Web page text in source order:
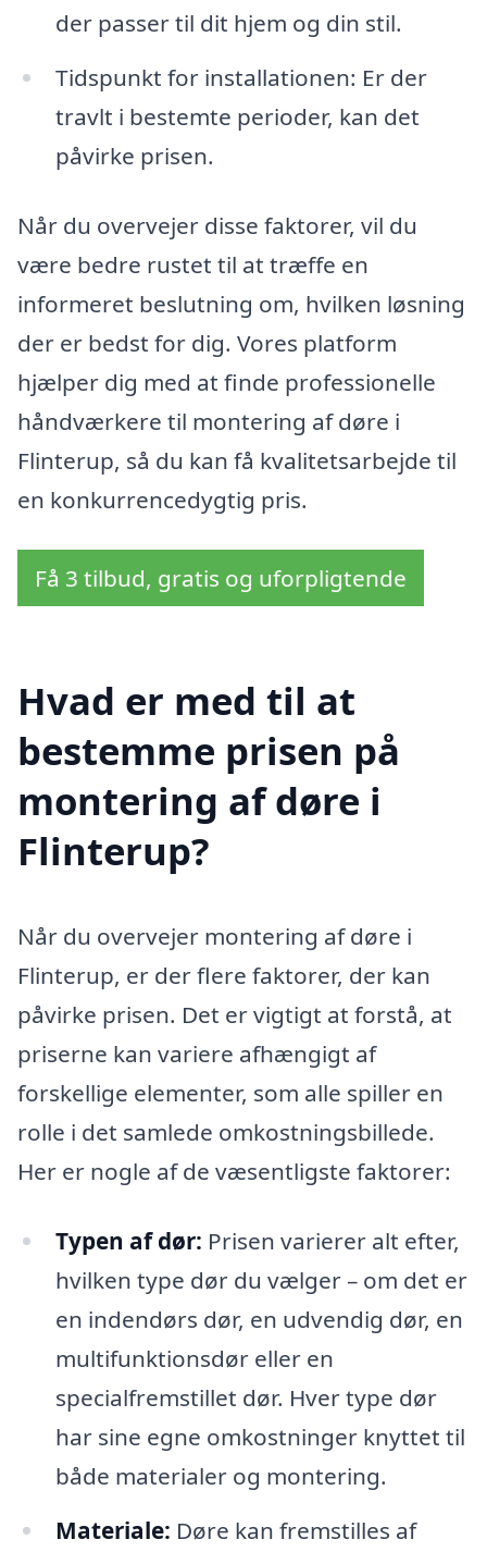
der passer til dit hjem og din stil.
Tidspunkt for installationen: Er der
travlt i bestemte perioder, kan det
påvirke prisen.
Når du overvejer disse faktorer, vil du
være bedre rustet til at træffe en
informeret beslutning om, hvilken løsning
der er bedst for dig. Vores platform
hjælper dig med at finde professionelle
håndværkere til montering af døre i
Flinterup, så du kan få kvalitetsarbejde til
en konkurrencedygtig pris.
Få 3 tilbud, gratis og uforpligtende
Hvad er med til at
bestemme prisen på
montering af døre i
Flinterup?
Når du overvejer montering af døre i
Flinterup, er der flere faktorer, der kan
påvirke prisen. Det er vigtigt at forstå, at
priserne kan variere afhængigt af
forskellige elementer, som alle spiller en
rolle i det samlede omkostningsbillede.
Her er nogle af de væsentligste faktorer:
Typen af dør: Prisen varierer alt efter,
hvilken type dør du vælger – om det er
en indendørs dør, en udvendig dør, en
multifunktionsdør eller en
specialfremstillet dør. Hver type dør
har sine egne omkostninger knyttet til
både materialer og montering.
Materiale: Døre kan fremstilles af